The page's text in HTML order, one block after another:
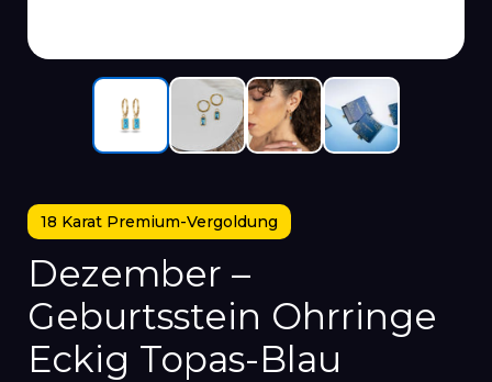
18 Karat Premium-Vergoldung
Dezember –
Geburtsstein Ohrringe
Eckig Topas-Blau